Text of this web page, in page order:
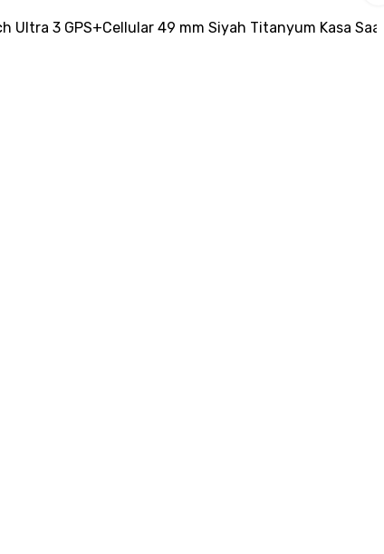
Ultra 3 GPS+Cellular 49 mm Siyah Titanyum Kasa